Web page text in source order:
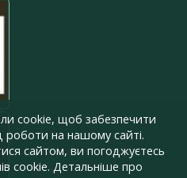
cookie, щоб забезпечити
на нашому сайті.
сайтом, ви погоджуєтесь
cookie. Детальніше про